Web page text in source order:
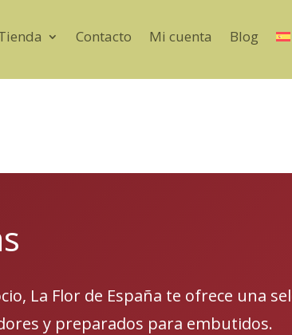
Contacto Mi cuenta Blog
La Flor de España te ofrece una
y preparados para embutidos.